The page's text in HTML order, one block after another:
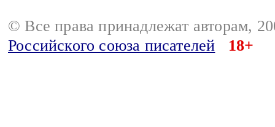
© Все права принадлежат авторам,
Российского союза писателей
18+